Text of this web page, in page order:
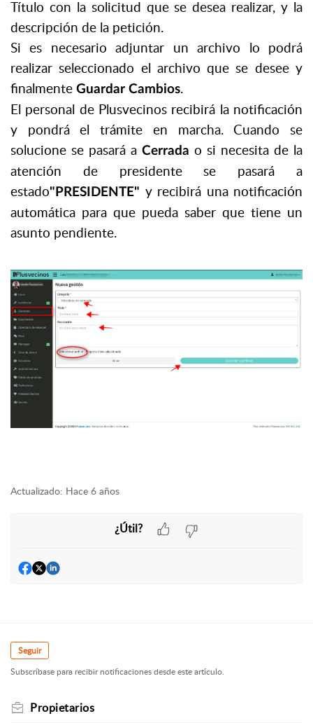
Título con la solicitud que se desea realizar, y la
descripción de la petición.
Si es necesario adjuntar un archivo lo podrá
realizar seleccionado el archivo que se desee y
finalmente Guardar Cambios.
El personal de Plusvecinos recibirá la notificación
y pondrá el trámite en marcha. Cuando se
solucione se pasará a Cerrada o si necesita de la
atención de presidente se pasará a
estado"PRESIDENTE" y recibirá una notificación
automática para que pueda saber que tiene un
asunto pendiente.
Actualizado: Hace 6 años
¿Útil?
Seguir
Subscríbase para recibir notificaciones desde este artículo.
Propietarios